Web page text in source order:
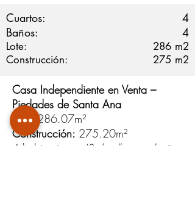
Cuartos:
Baños:
Lote:
Construcción:
4
4
286
275
m2
m2
Casa Independiente en Venta –
Piedades de Santa Ana
Lote: 286.07m²
Construcción: 275.20m²
4 habitaciones
(2 de ellas con baño